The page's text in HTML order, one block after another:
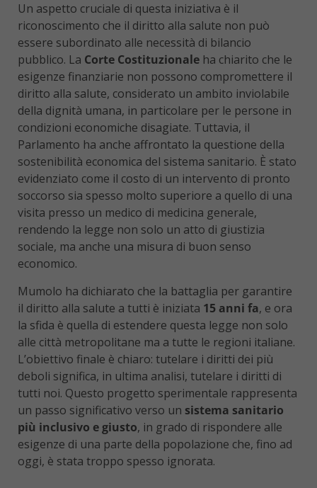
Un aspetto cruciale di questa iniziativa è il
riconoscimento che il diritto alla salute non può
essere subordinato alle necessità di bilancio
pubblico. La Corte Costituzionale ha chiarito che le
esigenze finanziarie non possono compromettere il
diritto alla salute, considerato un ambito inviolabile
della dignità umana, in particolare per le persone in
condizioni economiche disagiate. Tuttavia, il
Parlamento ha anche affrontato la questione della
sostenibilità economica del sistema sanitario. È stato
evidenziato come il costo di un intervento di pronto
soccorso sia spesso molto superiore a quello di una
visita presso un medico di medicina generale,
rendendo la legge non solo un atto di giustizia
sociale, ma anche una misura di buon senso
economico.
Mumolo ha dichiarato che la battaglia per garantire
il diritto alla salute a tutti è iniziata 15 anni fa, e ora
la sfida è quella di estendere questa legge non solo
alle città metropolitane ma a tutte le regioni italiane.
L’obiettivo finale è chiaro: tutelare i diritti dei più
deboli significa, in ultima analisi, tutelare i diritti di
tutti noi. Questo progetto sperimentale rappresenta
un passo significativo verso un sistema sanitario
più inclusivo e giusto, in grado di rispondere alle
esigenze di una parte della popolazione che, fino ad
oggi, è stata troppo spesso ignorata.